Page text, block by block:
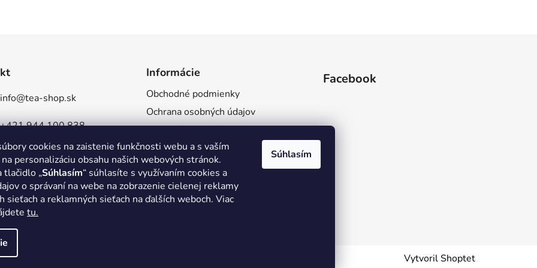
cookies na zaistenie funkčnosti webu a s vaším
personalizáciu obsahu našich webových stránok.
tlačidlo „Súhlasím“ súhlasíte s využívaním cookies a
o správaní na webe na zobrazenie cielenej reklamy
sieťach a reklamných sieťach na ďalších weboch. Viac
tu.
Súhlasím
info@tea-shop.sk
+421 944 100 838
TeaShopSlovensko
tea_shop_sk
Informácie
Obchodné podmienky
Ochrana osobných údajov
Reklamácie a vrátenia
Doprava a platba
Veľkoobchod
Facebook
Vytvoril Shoptet